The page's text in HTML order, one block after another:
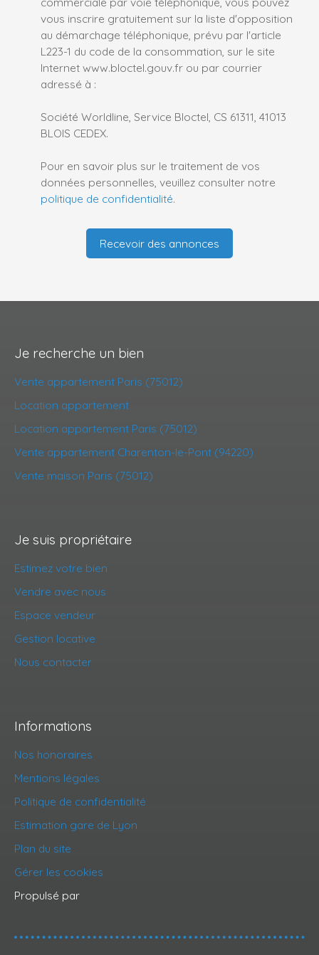
vous inscrire gratuitement sur la liste d'opposition
au démarchage téléphonique, prévu par l'article
L223-1 du code de la consommation, sur le site
Internet www.bloctel.gouv.fr ou par courrier
adressé à :
Société Worldline, Service Bloctel, CS 61311, 41013
BLOIS CEDEX.
Pour en savoir plus sur le traitement de vos
données personnelles, veuillez consulter notre
politique de confidentialité.
Recevoir des annonces
Je recherche un bien
Vente appartement Paris (75012)
Location appartement
Location appartement Paris (75012)
Vente appartement Charenton-le-Pont (94220)
Vente maison Paris (75012)
Je suis propriétaire
Estimez votre bien
Vendre avec nous
Espace vendeur
Gestion locative
Nous contacter
Informations
Nos honoraires
Mentions légales
Politique de confidentialité
Estimation gare de Lyon
Plan du site
Gérer les cookies
Propulsé par